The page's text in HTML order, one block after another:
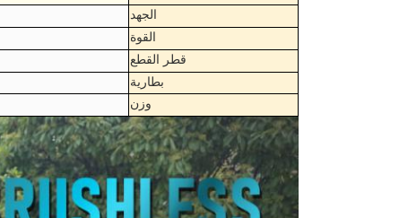
الجهد
القوة
قطر القطع
بطارية
وزن